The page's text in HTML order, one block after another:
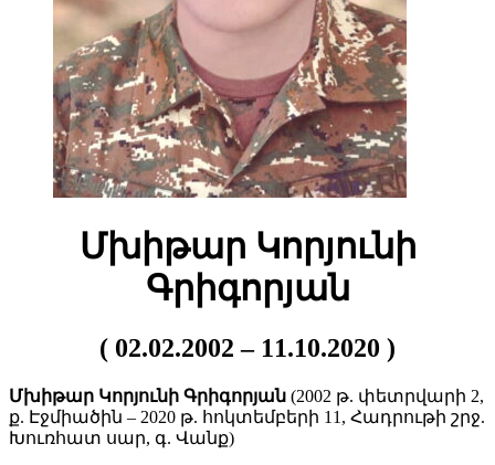
Մխիթար Կորյունի
Գրիգորյան
( 02.02.2002 – 11.10.2020 )
Մխիթար Կորյունի Գրիգորյան (2002 թ. փետրվարի 2,
ք. Էջմիածին – 2020 թ. հոկտեմբերի 11, Հադրութի շրջ.
Խուռհատ սար, գ. Վանք)